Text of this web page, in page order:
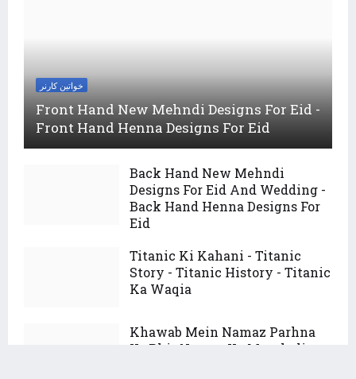
خواتین کارنر
Front Hand New Mehndi Designs For Eid -
Front Hand Henna Designs For Eid
Back Hand New Mehndi
Designs For Eid And Wedding -
Back Hand Henna Designs For
Eid
Titanic Ki Kahani - Titanic
Story - Titanic History - Titanic
Ka Waqia
Khawab Mein Namaz Parhna
Ya Phir Namaz Ke Mutahaliq